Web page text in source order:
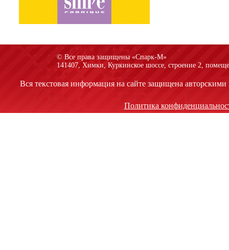
© Все права защищены «Спарк-M»
141407, Химки, Куркинское шоссе, строение 2,
Вся текстовая информация на сайте защищена
Политика